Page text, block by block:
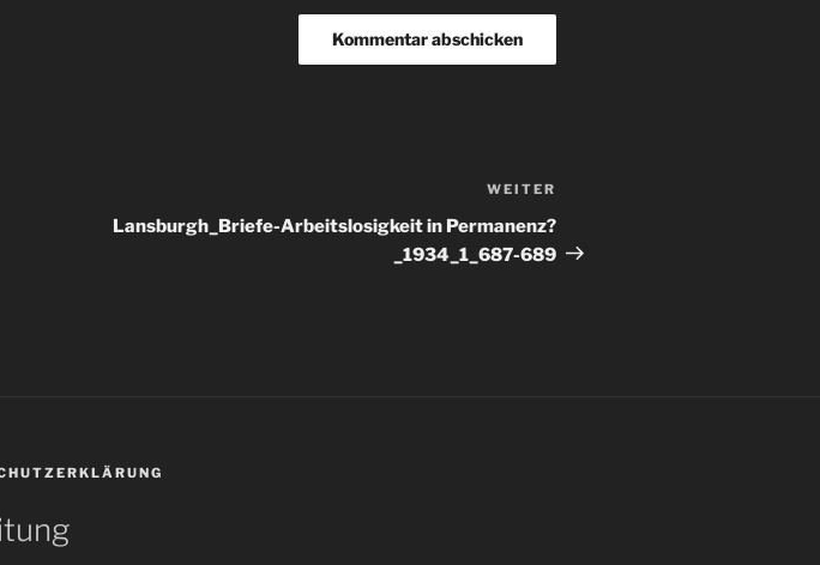
Beitrag
WEITER
Lansburgh_Briefe-Arbeitslosigkeit in Permanenz?
_1934_1_687-689